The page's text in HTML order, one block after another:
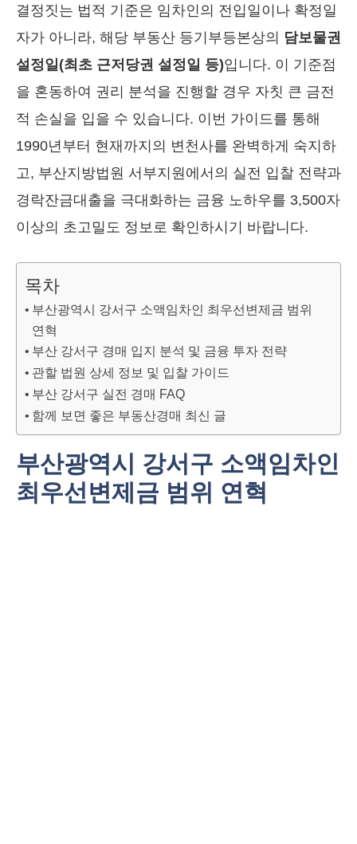
결정짓는 법적 기준은 임차인의 전입일이나 확정일
자가 아니라, 해당 부동산 등기부등본상의 담보물권
설정일(최초 근저당권 설정일 등)입니다. 이 기준점
을 혼동하여 권리 분석을 진행할 경우 자칫 큰 금전
적 손실을 입을 수 있습니다. 이번 가이드를 통해
1990년부터 현재까지의 변천사를 완벽하게 숙지하
고, 부산지방법원 서부지원에서의 실전 입찰 전략과
경락잔금대출을 극대화하는 금융 노하우를 3,500자
이상의 초고밀도 정보로 확인하시기 바랍니다.
목차
부산광역시 강서구 소액임차인 최우선변제금 범위
연혁
부산 강서구 경매 입지 분석 및 금융 투자 전략
관할 법원 상세 정보 및 입찰 가이드
부산 강서구 실전 경매 FAQ
함께 보면 좋은 부동산경매 최신 글
부산광역시 강서구 소액임차인
최우선변제금 범위 연혁